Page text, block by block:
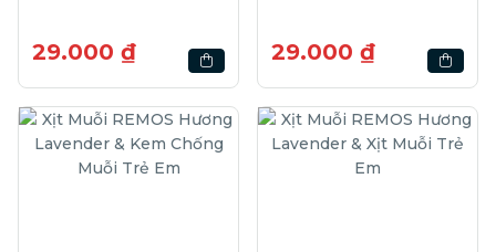
29.000 ₫ 29.000 ₫